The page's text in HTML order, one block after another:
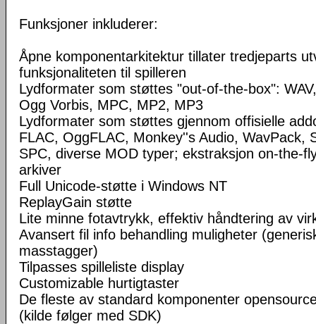
Funksjoner inkluderer:
Åpne komponentarkitektur tillater tredjeparts
funksjonaliteten til spilleren
Lydformater som støttes "out-of-the-box":
Ogg Vorbis, MPC, MP2, MP3
Lydformater som støttes gjennom offisielle
FLAC, OggFLAC, Monkey''s Audio, WavPack,
SPC, diverse MOD typer; ekstraksjon on-the-
arkiver
Full Unicode-støtte i Windows NT
ReplayGain støtte
Lite minne fotavtrykk, effektiv håndtering av
Avansert fil info behandling muligheter
masstagger)
Tilpasses spilleliste display
Customizable hurtigtaster
De fleste av standard komponenter
(kilde følger med SDK)